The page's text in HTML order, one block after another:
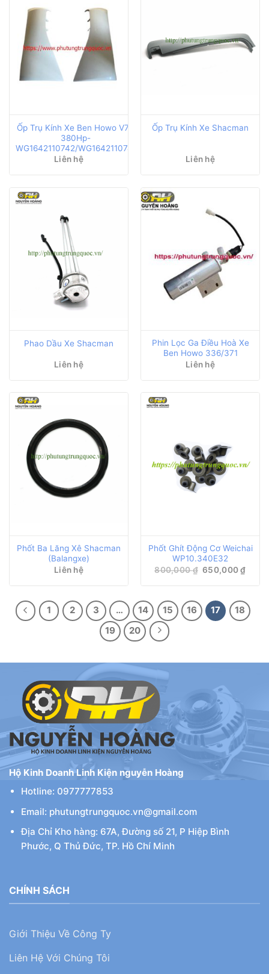
Ốp Trụ Kính Xe Ben Howo V7G
380Hp-
WG1642110742/WG1642110741
Liên hệ
Ốp Trụ Kính Xe Shacman
Liên hệ
Phao Dầu Xe Shacman
Liên hệ
Phin Lọc Ga Điều Hoà Xe
Ben Howo 336/371
Liên hệ
Phốt Ba Lăng Xê Shacman
(Balangxe)
Liên hệ
Phốt Ghít Động Cơ Weichai
WP10.340E32
800,000₫ Giá
là:
650,000₫Giá
tại
1 2 3 … 14 15 16 17
18
19
20
Hộ Kinh Doanh Linh Kiện nguyễn Hoàng
Hotline: 0977777853
Email: phutungtrungquoc.vn@gmail.com
Địa Chỉ Kho hàng: 67A, Đường số 21, P Hiệp Bình
Phước, Q Thủ Đức, TP. Hồ Chí Minh
CHÍNH SÁCH
Giới Thiệu Về Công Ty
Liên Hệ Với Chúng Tôi